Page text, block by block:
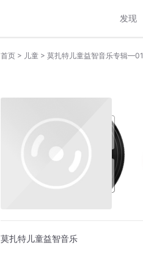
发现
首页 > 儿童 > 莫扎特儿童益智音乐专辑—01
莫扎特儿童益智音乐